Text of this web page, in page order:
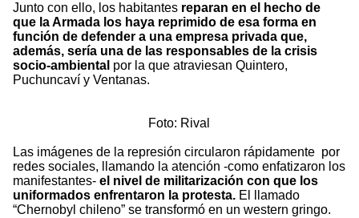
Junto con ello, los habitantes reparan en el hecho de
que la Armada los haya reprimido de esa forma en
función de defender a una empresa privada que,
además, sería una de las responsables de la crisis
socio-ambiental por la que atraviesan Quintero,
Puchuncaví y Ventanas.
Foto: Rival
Las imágenes de la represión circularon rápidamente por
redes sociales, llamando la atención -como enfatizaron los
manifestantes- el nivel de militarización con que los
uniformados enfrentaron la protesta. El llamado
“Chernobyl chileno” se transformó en un western gringo.